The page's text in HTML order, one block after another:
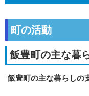
町の活動
飯豊町の主な暮
飯豊町の主な暮らしの